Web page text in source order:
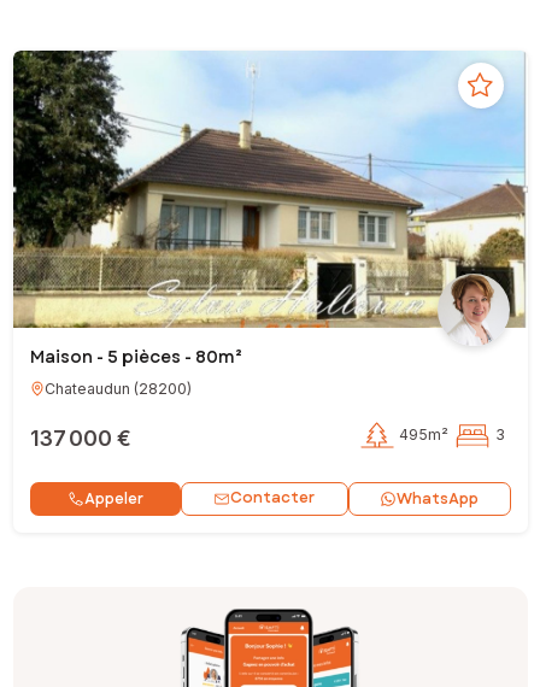
Maison - 5 pièces - 80m²
Chateaudun (28200)
137 000 € 495m² 3
Appeler Contacter WhatsApp